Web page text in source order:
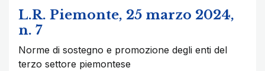
L.R. Piemonte, 25 marzo 2024,
n. 7
Norme di sostegno e promozione degli enti del
terzo settore piemontese